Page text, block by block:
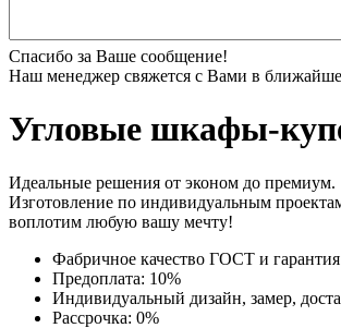
Спасибо за Ваше сообщение!
Наш менеджер свяжется с Вами в
Угловые шкафы-
Идеальные решения от эконом до премиум.
Изготовление по индивидуальным
воплотим любую вашу мечту!
Фабричное качество ГОСТ и
Предоплата: 10%
Индивидуальный дизайн, замер,
Рассрочка: 0%